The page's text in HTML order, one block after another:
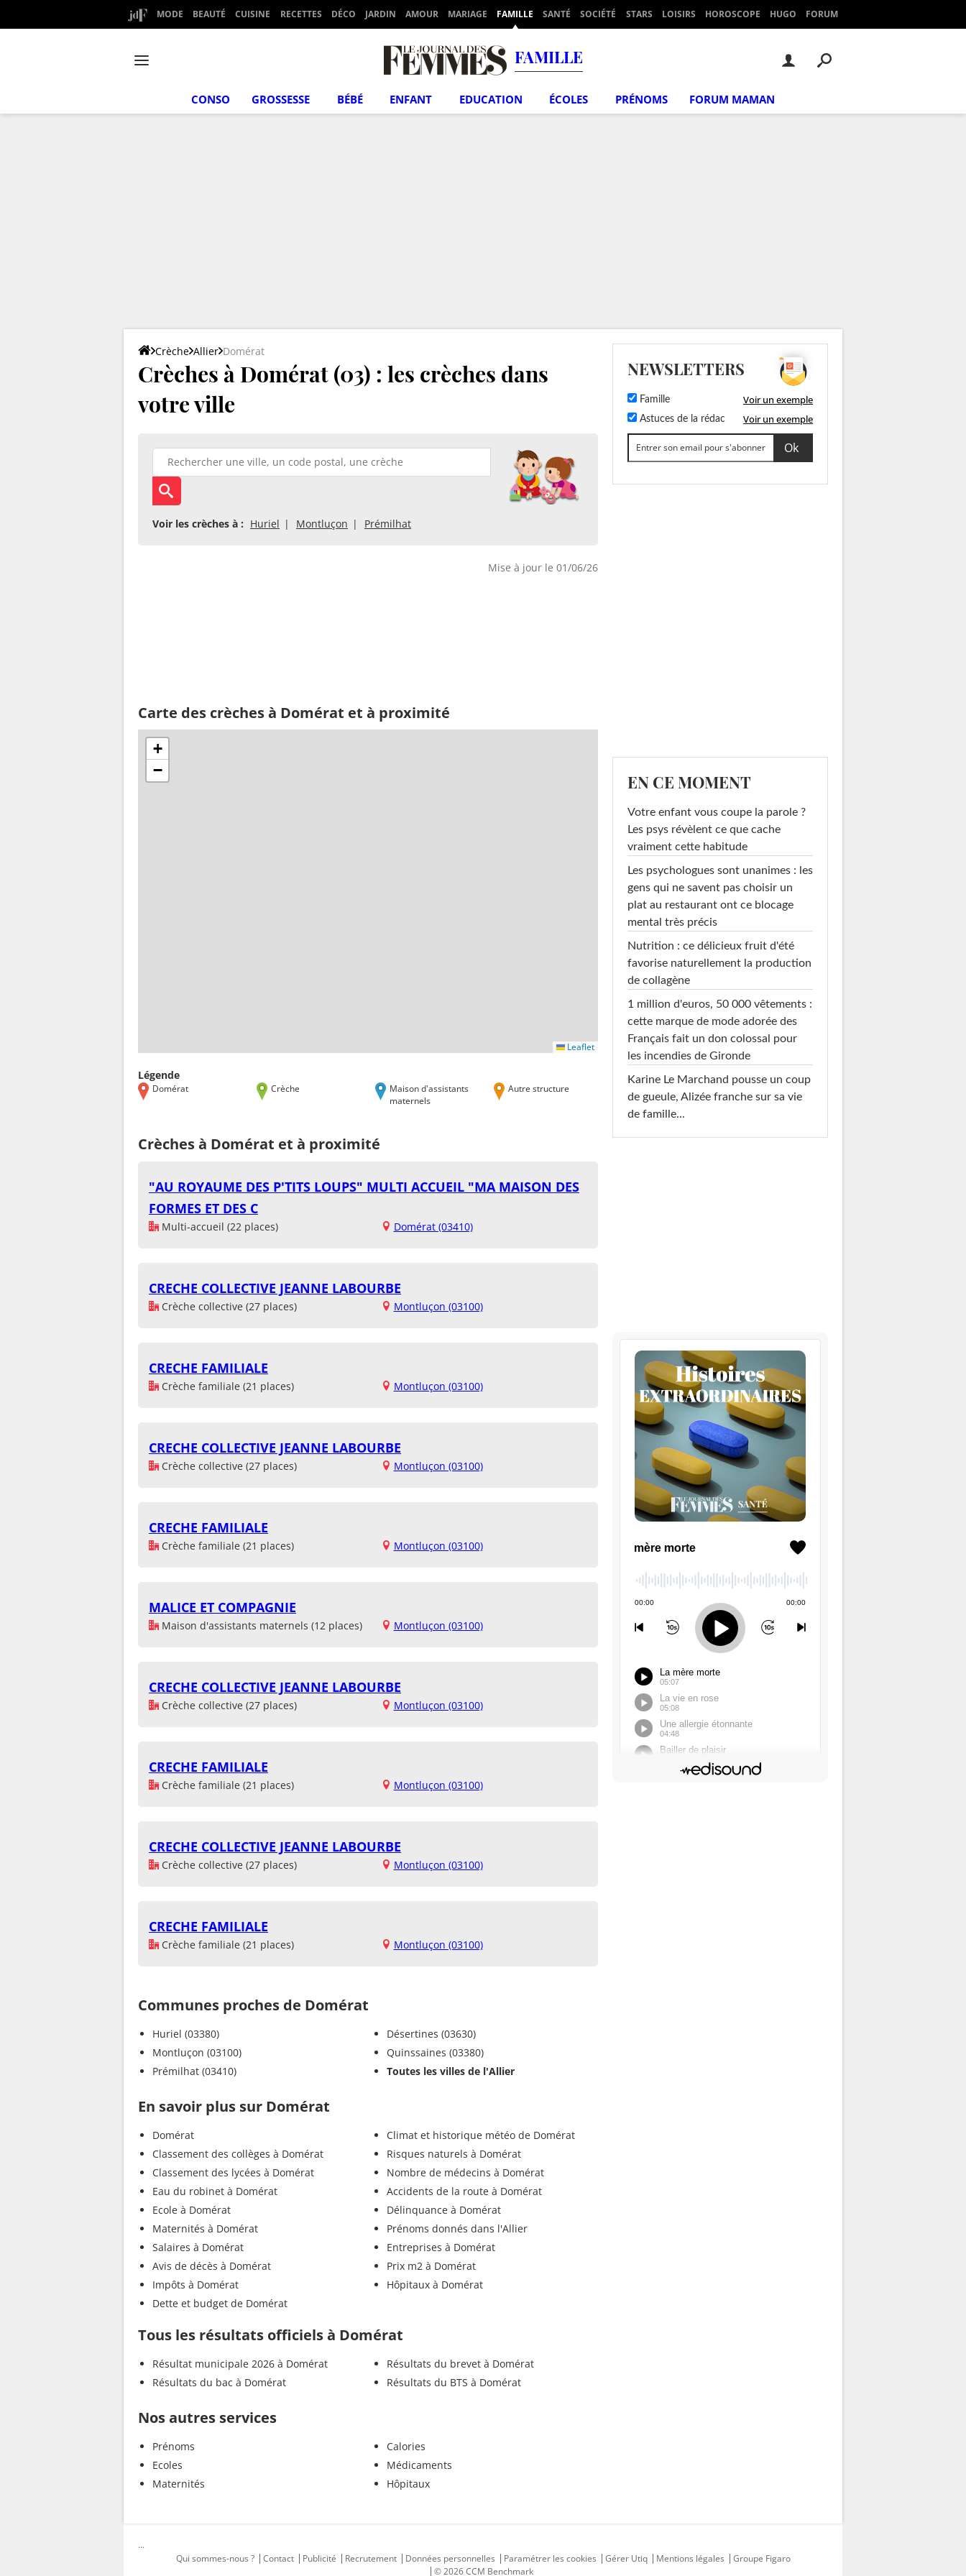
MODE BEAUTÉ CUISINE RECETTES DÉCO JARDIN AMOUR MARIAGE FAMILLE SANTÉ SOCIÉTÉ STARS LOISIRS HOROSCOPE HUGO FORUM
FAMILLE
CONSO GROSSESSE BÉBÉ ENFANT EDUCATION ÉCOLES PRÉNOMS FORUM MAMAN
Crèche Allier Domérat
Crèches à Domérat (03) : les crèches dans
votre ville
Voir les crèches à : Huriel Montluçon Prémilhat
Mise à jour le 01/06/26
Carte des crèches à Domérat et à proximité
+
−
Leaflet
Légende
Domérat Crèche
Maison d'assistants
maternels
Autre structure
Crèches à Domérat et à proximité
"AU ROYAUME DES P'TITS LOUPS" MULTI ACCUEIL "MA MAISON DES
FORMES ET DES C
Multi-accueil (22 places) Domérat (03410)
CRECHE COLLECTIVE JEANNE LABOURBE
Crèche collective (27 places) Montluçon (03100)
CRECHE FAMILIALE
Crèche familiale (21 places) Montluçon (03100)
CRECHE COLLECTIVE JEANNE LABOURBE
Crèche collective (27 places) Montluçon (03100)
CRECHE FAMILIALE
Crèche familiale (21 places) Montluçon (03100)
MALICE ET COMPAGNIE
Maison d'assistants maternels (12 places) Montluçon (03100)
CRECHE COLLECTIVE JEANNE LABOURBE
Crèche collective (27 places) Montluçon (03100)
CRECHE FAMILIALE
Crèche familiale (21 places) Montluçon (03100)
CRECHE COLLECTIVE JEANNE LABOURBE
Crèche collective (27 places) Montluçon (03100)
CRECHE FAMILIALE
Crèche familiale (21 places) Montluçon (03100)
Communes proches de Domérat
Huriel (03380)
Montluçon (03100)
Prémilhat (03410)
Désertines (03630)
Quinssaines (03380)
Toutes les villes de l'Allier
En savoir plus sur Domérat
Domérat
Classement des collèges à Domérat
Classement des lycées à Domérat
Eau du robinet à Domérat
Ecole à Domérat
Maternités à Domérat
Salaires à Domérat
Avis de décès à Domérat
Impôts à Domérat
Dette et budget de Domérat
Climat et historique météo de Domérat
Risques naturels à Domérat
Nombre de médecins à Domérat
Accidents de la route à Domérat
Délinquance à Domérat
Prénoms donnés dans l'Allier
Entreprises à Domérat
Prix m2 à Domérat
Hôpitaux à Domérat
Tous les résultats officiels à Domérat
Résultat municipale 2026 à Domérat
Résultats du bac à Domérat
Résultats du brevet à Domérat
Résultats du BTS à Domérat
Nos autres services
Prénoms
Ecoles
Maternités
Calories
Médicaments
Hôpitaux
NEWSLETTERS
Famille Voir un exemple
Astuces de la rédac Voir un exemple
EN CE MOMENT
Votre enfant vous coupe la parole ?
Les psys révèlent ce que cache
vraiment cette habitude
Les psychologues sont unanimes : les
gens qui ne savent pas choisir un
plat au restaurant ont ce blocage
mental très précis
Nutrition : ce délicieux fruit d'été
favorise naturellement la production
de collagène
1 million d'euros, 50 000 vêtements :
cette marque de mode adorée des
Français fait un don colossal pour
les incendies de Gironde
Karine Le Marchand pousse un coup
de gueule, Alizée franche sur sa vie
de famille...
...
Qui sommes-nous ?
Contact Publicité Recrutement Données personnelles Paramétrer les cookies Gérer Utiq Mentions légales
Groupe Figaro
© 2026 CCM Benchmark